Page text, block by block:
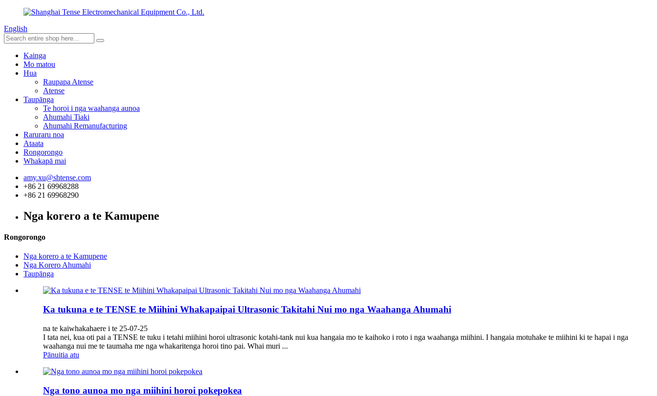
English
Kainga
Mo matou
Hua
Raupapa Atense
Atense
Taupānga
Te horoi i nga waahanga aunoa
Ahumahi Tiaki
Ahumahi Remanufacturing
Raruraru noa
Ataata
Rongorongo
Whakapā mai
amy.xu@shtense.com
+86 21 69968288
+86 21 69968290
Nga korero a te Kamupene
Rongorongo
Nga korero a te Kamupene
Nga Korero Ahumahi
Taupānga
Ka tukuna e te TENSE te Miihini Whakapaipai Ultrasonic Takitahi Nui mo nga Waahanga Ahumahi
na te kaiwhakahaere i te 25-07-25
I tata nei, kua oti pai a TENSE te tuku i tetahi miihini horoi ultrasonic kotahi-tank nui kua hangaia mo te kaihoko i roto i nga waahanga miihini. I hangaia motuhake te miihini ki te hapai i nga
waahanga nui me te taumaha me nga whakaritenga horoi tino pai. Whai muri ...
Pānuitia atu
Nga tono aunoa mo nga miihini horoi pokepokea